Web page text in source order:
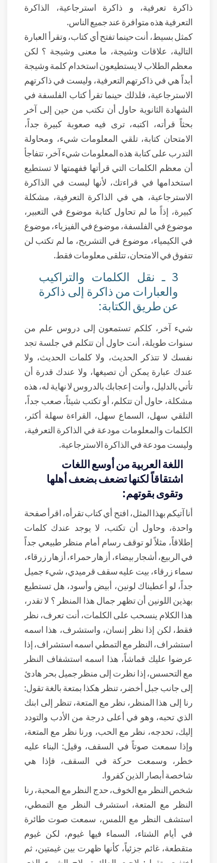
ذاكرة تعرفية، و ذاكرة استرجاعية، الذاكرة
التعرفية هذه متوافرة عند جميع الناس.
كمثل بسيط، أنت حينما تفتح أي كتاب، وتقرأ العبارة
التالية، علاقات وشيجة، ما معنى وشيجة ؟ لكن
معظم الطلاب لا يستطيعون استخدام كلمة وشيجة
أبداً هي في ذاكرتهم التعرفية، وليست في ذاكرتهم
الاسترجاعية، فلذلك حينما تقرأ كتاب الفلسفة في
الشهادة الثانوية حاول أن تكتب من حين إلى آخر
بحثاً قرأته، اكتبه، ترى فيه صعوبة كبيرة جداً،
الامتحان كتابة، تلقي المعلومات شيء، ومحاولة
التدرب على كتابة هذه المعلومات شيء آخر، تتفاجأ
أن معظم الكلمات التي قرأتها ففهمتها لا تستطيع
استخدامها في قراءتك، لأنها ليست في الذاكرة
الاسترجاعية، هي في الذاكرة التعرفية، مشكلة
كبيرة، إذاً ما لم تحاول كتابة موضوع في التعبير،
موضوع في الفلسفة، موضوع في الفيزياء، موضوع
في الكيمياء، موضوع في التشريح، ما لم تكتب لن
تتفوق في الامتحان، تتلقى معلومات فقط.
3 ـ نقل الكلمات والتراكيب
والعبارات من ذاكرة إلى ذاكرة
عن طريق الكتابة:
شيء آخر، كلكم تستمعون إلى دروس علم من
سنوات طويلة، أنت حاول أن تتكلم في جلسة تجد
نفسك لا تتذكر الحديث، ولا كلمات الحديث، ولا
عندك عبارة يمكن أن تصيغها، ولا عندك قدرة أن
تأتي بالدليل، وأنت إعجابك بالدروس لا نهاية له، هذه
مشكلة، حاول أن تتكلم، أو تكتب شيئاً، صعب جداً،
التلقي سهل، السماع سهل، القراءة سهلة أكثر،
الكلمات والمعلومات مودعة في الذاكرة التعرفية،
وليست مودعة في الذاكرة الاسترجاعية.
اللغة العربية من أوسع اللغات
اشتقاقاً لكنها تضعف بضعف أهلها
وتقوى بقوتهم:
أنا آتيكم بهذا المثل، افتح أي كتاب تقرأه، اقرأ صفحة
واحدة، وحاول أن تكتب، لا يوجد عندك كلمات
إطلاقاً، مثلاً لو توقف رسام أمام منظر طبيعي جداً
في الربيع، أشجار بيضاء، أزهار حمراء، أزهار زرقاء،
سماء زرقاء، بيت عليه سقف قرميدي، شيء جميل
جداً، لو أعطيناك لونين، أبيض وأسود، هل تستطيع
بهذين اللونين أن تظهر جمال هذا المنظر ؟ لا تقدر،
هذا الكلام ينسحب على الكلمات، أنت تعرف، نظر
فقط، لكن إذا نظر إنسان، واستشرف، هذا اسمه
استشراف، النظر مع التمطي اسمه استشراف، إذا
عرضوا عليك قماشاً، هذا اسمه استشفاف النظر
مع التحسس، إذا نظرت إلى منظر جميل بحر هادئ
إلى جانب جبل أخضر، تنظر هكذا بمتعة بالغة تقول:
رنا إلى هذا المنظر، نظر مع المتعة، تنظر إلى ابنك
الذي تحبه، وهو في أعلى درجة من الأدب والتودد
إليك، تحدجه، نظر مع الحب، ورنا نظر مع المتعة،
وإذا سمعت صوتاً في السقف، وقيل: البناء عليه
خطر، وسمعت حركة في السقف، فإذا هي
شاخصة أبصار الذين كفروا.
شخص النظر مع الخوف، حدج النظر مع المحبة، رنا
النظر مع المتعة، استشرف النظر مع التمطي،
استشف النظر مع اللمس، سمعت صوت طائرة
في أيام الشتاء، السماء فيها غيوم، لكن غيوم
متقطعة، غائم جزئياً، كأنها ظهرت بين غيمتين، ثم